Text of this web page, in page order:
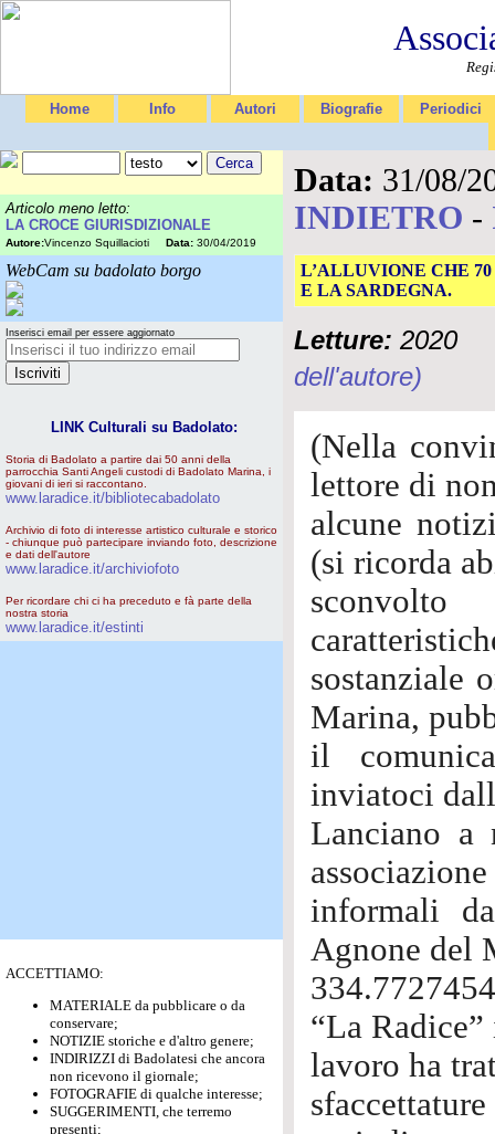
Home Info Autori Biografie Periodici
Articolo meno letto:
LA CROCE GIURISDIZIONALE
Autore:Vincenzo Squillacioti Data: 30/04/2019
WebCam su badolato borgo
Inserisci email per essere aggiornato
LINK Culturali su Badolato:
Storia di Badolato a partire dai 50 anni della
parrocchia Santi Angeli custodi di Badolato Marina, i
giovani di ieri si raccontano.
www.laradice.it/bibliotecabadolato
Archivio di foto di interesse artistico culturale e storico
- chiunque può partecipare inviando foto, descrizione
e dati dell'autore
www.laradice.it/archiviofoto
Per ricordare chi ci ha preceduto e fà parte della
nostra storia
www.laradice.it/estinti
ACCETTIAMO:
MATERIALE da pubblicare o da
conservare;
NOTIZIE storiche e d'altro genere;
INDIRIZZI di Badolatesi che ancora
non ricevono il giornale;
FOTOGRAFIE di qualche interesse;
SUGGERIMENTI, che terremo
presenti;
Data: 31/08/
INDIETRO -
L’ALLUVIONE CHE
E LA SARDEGNA.
Letture: 2020
dell'autore)
(Nella
lettore di
alcune
(si ricorda
sconvolto
sostanziale
Marina,
il
inviatoci
Lanciano a
informali
Agnone del
“La
lavoro ha